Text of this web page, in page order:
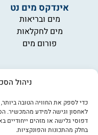
ניהול
לאחסון וגישה למידע מהמכשיר.
דפוסי גלישה או מזהים ייחודיים
בחלק מהתכונות והפונקציות.
אינדקס מים נט
מים ובריאות
מים לחקלאות
פורום מים